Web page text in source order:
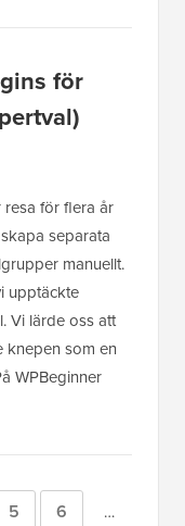
för
för flera år
separata
manuellt.
upptäckte
Vi lärde oss att
knepen som en
WPBeginner
Sida
5 Sida
6
Mellansidor
…